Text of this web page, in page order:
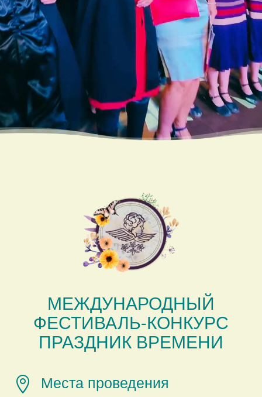
МЕЖДУНАРОДНЫЙ
ФЕСТИВАЛЬ-КОНКУРС
ПРАЗДНИК ВРЕМЕНИ
 Места проведения